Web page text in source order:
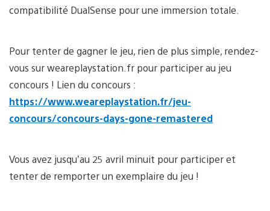
compatibilité DualSense pour une immersion totale.
Pour tenter de gagner le jeu, rien de plus simple, rendez-
vous sur weareplaystation.fr pour participer au jeu
concours ! Lien du concours :
https://www.weareplaystation.fr/jeu-
concours/concours-days-gone-remastered
Vous avez jusqu’au 25 avril minuit pour participer et
tenter de remporter un exemplaire du jeu !